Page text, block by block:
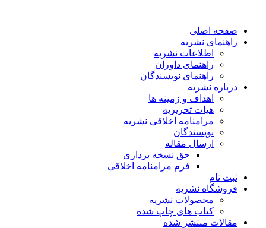
صفحه اصلی
راهنمای نشریه
اطلاعات نشریه
راهنمای داوران
راهنمای نویسندگان
درباره نشریه
اهداف و زمینه ها
هیات تحریریه
مرامنامه اخلاقی نشریه
نویسندگان
ارسال مقاله
حق نسخه برداری
فرم مرامنامه اخلاقی
ثبت نام
فروشگاه نشریه
محصولات نشریه
کتاب های چاپ شده
مقالات منتشر شده